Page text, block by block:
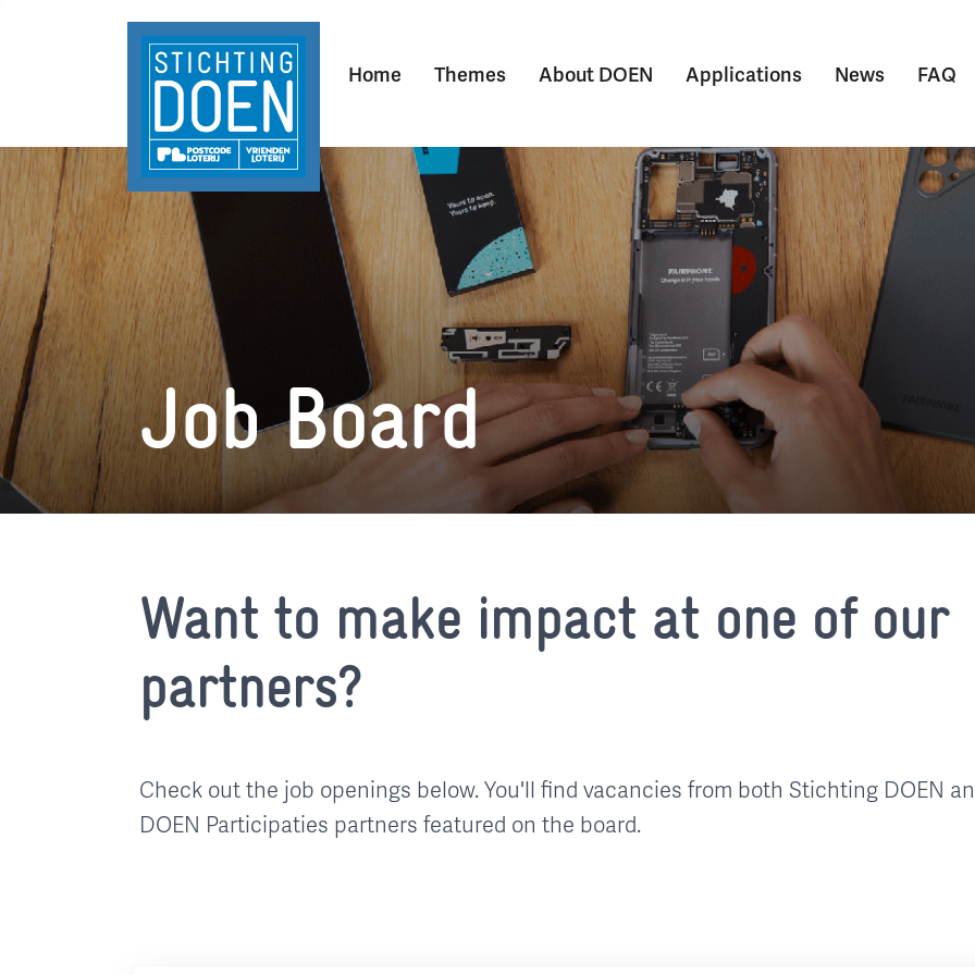
Home Themes
Submenu voor Themes
About DOEN
Submenu voor About DOEN
Applications News FAQ
Job Board
Want to make impact at one of our
partners?
Check out the job openings below. You'll find vacancies from both Stichting DOEN
DOEN Participaties partners featured on the board.